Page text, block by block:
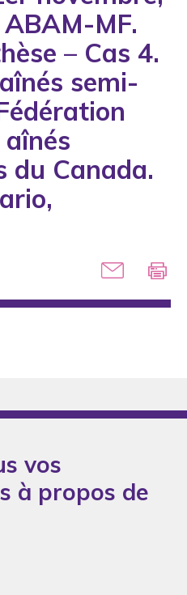
MF.
– Cas 4.
semi-
du Canada.
vos
à propos de